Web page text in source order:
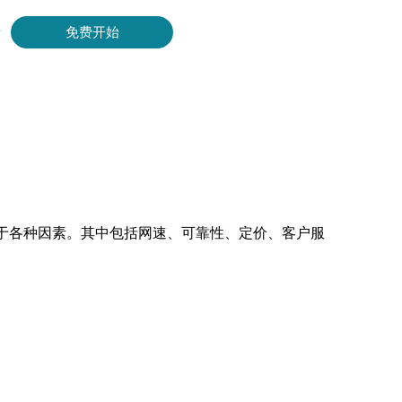
免费开始
种因素。其中包括网速、可靠性、定价、客户服